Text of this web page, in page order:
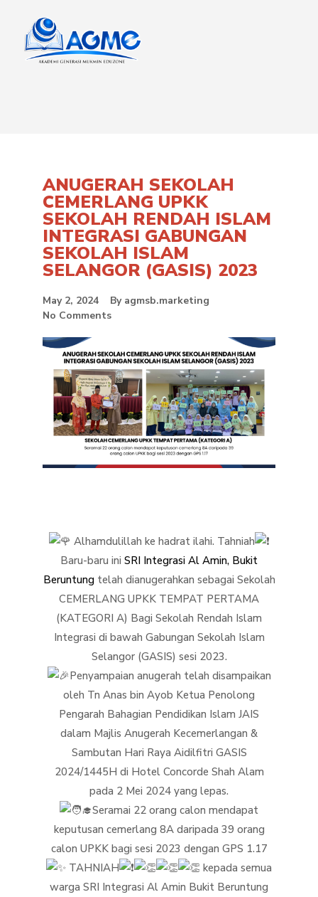
ANUGERAH SEKOLAH
CEMERLANG UPKK
SEKOLAH RENDAH ISLAM
INTEGRASI GABUNGAN
SEKOLAH ISLAM
SELANGOR (GASIS) 2023
May 2, 2024 Byagmsb.marketing
No Comments
Alhamdulillah ke hadrat ilahi. Tahniah
Baru-baru ini SRI Integrasi Al Amin, Bukit
Beruntungtelah dianugerahkan sebagai Sekolah
CEMERLANG UPKK TEMPAT PERTAMA
(KATEGORI A) Bagi Sekolah Rendah Islam
Integrasi di bawah Gabungan Sekolah Islam
Selangor (GASIS) sesi 2023.
Penyampaian anugerah telah disampaikan
oleh Tn Anas bin Ayob Ketua Penolong
Pengarah Bahagian Pendidikan Islam JAIS
dalam Majlis Anugerah Kecemerlangan &
Sambutan Hari Raya Aidilfitri GASIS
2024/1445H di Hotel Concorde Shah Alam
pada 2 Mei 2024 yang lepas.
Seramai 22 orang calon mendapat
keputusan cemerlang 8A daripada 39 orang
calon UPKK bagi sesi 2023 dengan GPS 1.17
TAHNIAH
kepada semua
warga SRI Integrasi Al Amin Bukit Beruntung